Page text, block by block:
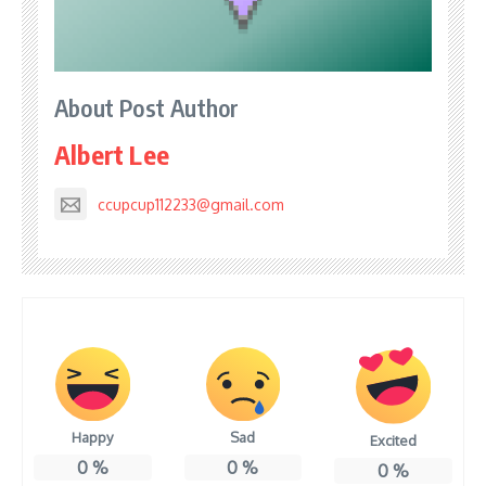
About Post Author
Albert Lee
ccupcup112233@gmail.com
Happy
0%
Sad
0 %
Excited
0 %